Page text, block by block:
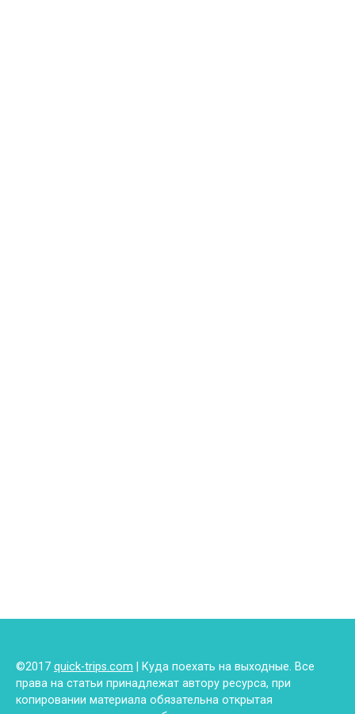
©2017 quick-trips.com | Куда поехать на выходные. Все
права на статьи принадлежат автору ресурса, при
копировании материала обязательна открытая